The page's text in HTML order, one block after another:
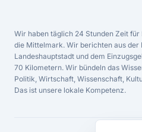
Wir haben täglich 24 Stunden Zeit für
die Mittelmark. Wir berichten aus der
Landeshauptstadt und dem
70 Kilometern. Wir bündeln das
Politik, Wirtschaft, Wissenschaft,
Das ist unsere lokale Kompetenz.